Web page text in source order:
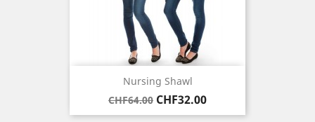
Nursing Shawl
Regular
price
CHF64.00 Price
CHF32.00